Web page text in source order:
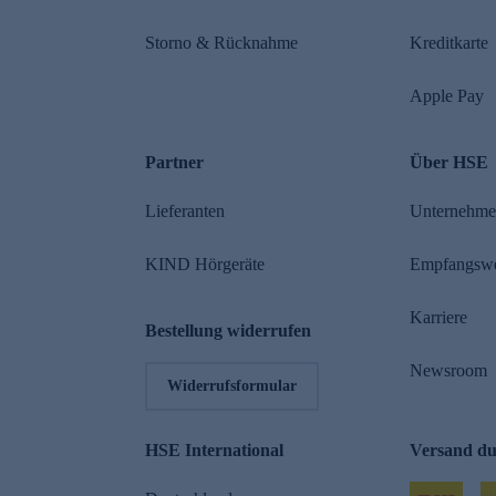
Storno & Rücknahme Kreditkarte
Apple Pay
Partner
Lieferanten
KIND Hörgeräte
Bestellung widerrufen
Widerrufsformular
Über HSE
Karriere
Newsroom
HSE International Versand